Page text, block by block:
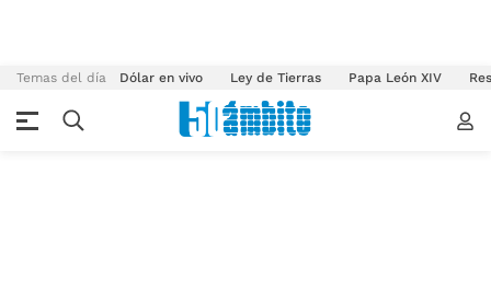
Temas del día Dólar en vivo Ley de Tierras Papa León XIV